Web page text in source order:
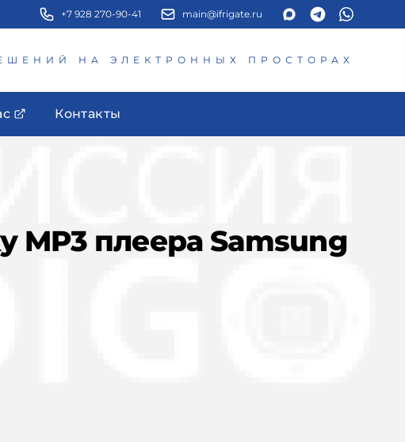
+7 928 270-90-41 main@ifrigate.ru
НА ЭЛЕКТРОННЫХ ПРОСТОРАХ
Контакты
плеера Samsung